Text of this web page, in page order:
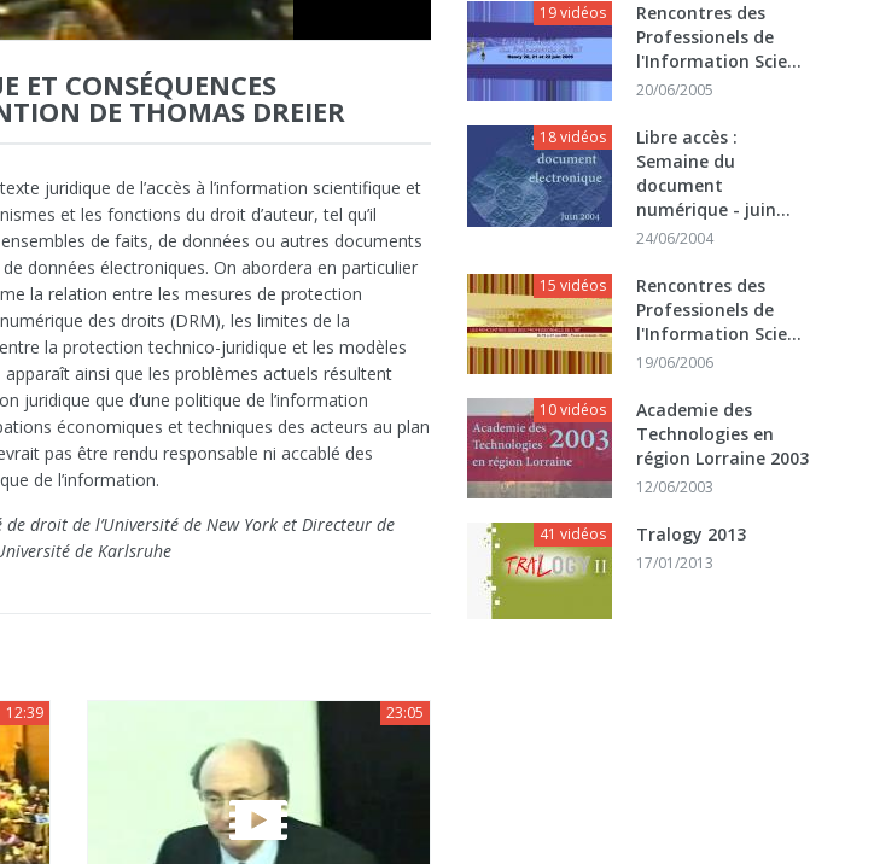
ET CONSÉQUENCES
DE THOMAS DREIER
juridique de l’accès à l’information scientifique et
et les fonctions du droit d’auteur, tel qu’il
de faits, de données ou autres documents
données électroniques. On abordera en particulier
la relation entre les mesures de protection
des droits (DRM), les limites de la
la protection technico-juridique et les modèles
ainsi que les problèmes actuels résultent
juridique que d’une politique de l’information
économiques et techniques des acteurs au plan
pas être rendu responsable ni accablé des
de l’information.
de droit de l’Université de New York et Directeur de
de Karlsruhe
12:39 23:05
19 vidéos
Rencontres des
Professionels de
l'Information Scie...
20/06/2005
18 vidéos
Libre accès :
Semaine du
document
numérique - juin...
24/06/2004
15 vidéos
Rencontres des
Professionels de
l'Information Scie...
19/06/2006
10 vidéos
Academie des
Technologies en
région Lorraine 2003
12/06/2003
41 vidéos Tralogy 2013
17/01/2013